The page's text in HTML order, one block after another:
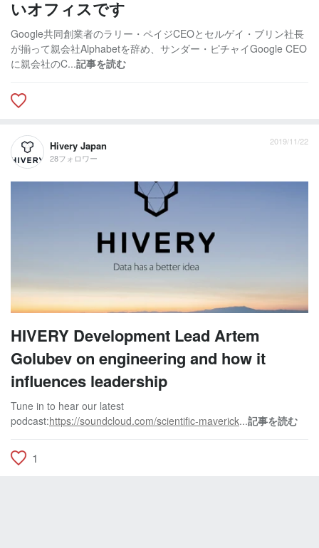
いオフィスです
Google共同創業者のラリー・ペイジCEOとセルゲイ・ブリン社長
が揃って親会社Alphabetを辞め、サンダー・ピチャイGoogle CEO
に親会社のC...記事を読む
Hivery Japan
28フォロワー
2019/11/22
HIVERY Development Lead Artem
Golubev on engineering and how it
influences leadership
Tune in to hear our latest
podcast:https://soundcloud.com/scientific-maverick...記事を読む
1